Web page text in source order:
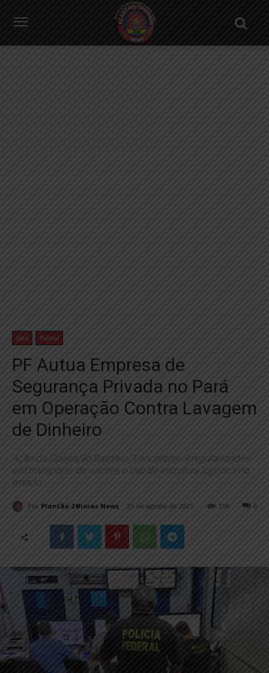
pará Policial
PF Autua Empresa de
Segurança Privada no Pará
em Operação Contra Lavagem
de Dinheiro
Ação da Operação Rastreio 3 encontrou irregularidades
em transporte de valores e uso de estrutura logística no
estado.
Por Plantão 24horas News 25 de agosto de 2025 0
158